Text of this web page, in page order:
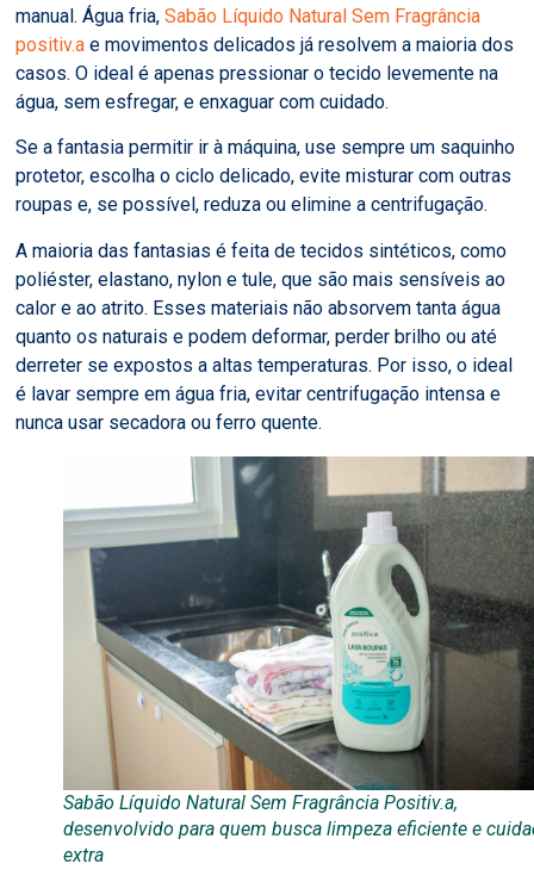
manual. Água fria,Sabão Líquido Natural Sem Fragrância
positiv.a e movimentos delicados já resolvem a maioria dos
casos. O ideal é apenas pressionar o tecido levemente na
água, sem esfregar, e enxaguar com cuidado.
Se a fantasia permitir ir à máquina, use sempre um saquinho
protetor, escolha o ciclo delicado, evite misturar com outras
roupas e, se possível, reduza ou elimine a centrifugação.
A maioria das fantasias é feita de tecidos sintéticos, como
poliéster, elastano, nylon e tule, que são mais sensíveis ao
calor e ao atrito. Esses materiais não absorvem tanta água
quanto os naturais e podem deformar, perder brilho ou até
derreter se expostos a altas temperaturas. Por isso, o ideal
é lavar sempre em água fria, evitar centrifugação intensa e
nunca usar secadora ou ferro quente.
Sabão Líquido Natural Sem Fragrância Positiv.a,
desenvolvido para quem busca limpeza eficiente e
extra